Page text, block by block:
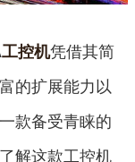
工控机凭借其简
的扩展能力以
款备受青睐的
解这款工控机